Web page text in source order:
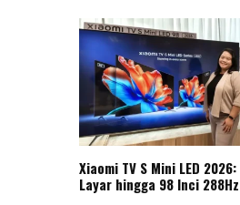
Xiaomi TV S Mini LED 2026:
Layar hingga 98 Inci 288Hz